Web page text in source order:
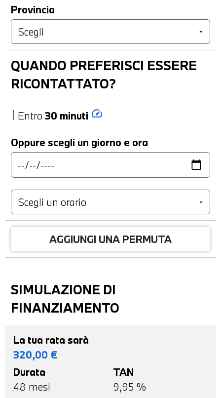
Provincia
QUANDO PREFERISCI ESSERE
RICONTATTATO?
Entro 30 minuti speed
Oppure scegli un giorno e ora
AGGIUNGI UNA PERMUTA
SIMULAZIONE DI
FINANZIAMENTO
La tua rata sarà
320,00 €
Durata
48 mesi
TAN
9,95 %